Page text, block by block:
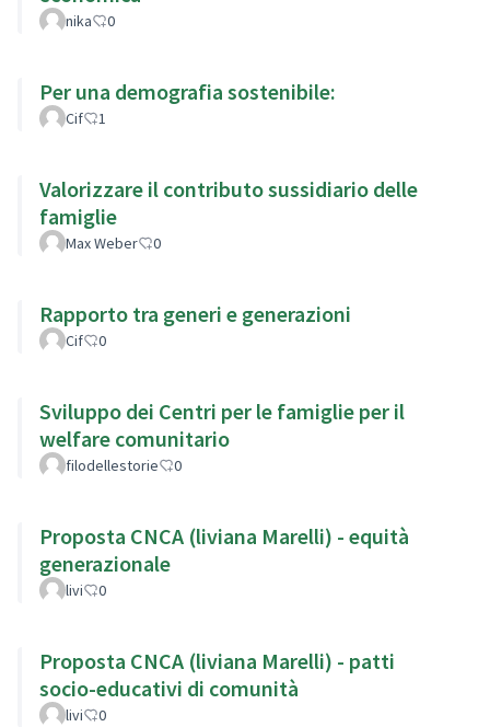
nika 0
Per una demografia sostenibile:
Cif 1
Valorizzare il contributo sussidiario delle
famiglie
Max Weber 0
Rapporto tra generi e generazioni
Cif 0
Sviluppo dei Centri per le famiglie per il
welfare comunitario
filodellestorie 0
Proposta CNCA (liviana Marelli) - equità
generazionale
livi 0
Proposta CNCA (liviana Marelli) - patti
socio-educativi di comunità
livi 0